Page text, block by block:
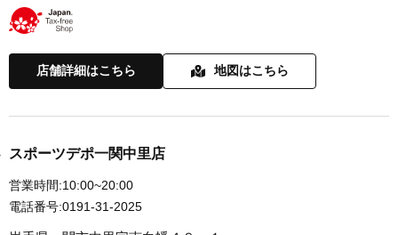
店舗詳細はこちら 地図はこちら
スポーツデポ一関中里店
営業時間:10:00~20:00
電話番号:0191-31-2025